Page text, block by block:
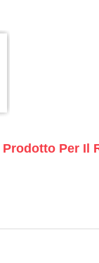
Per Il